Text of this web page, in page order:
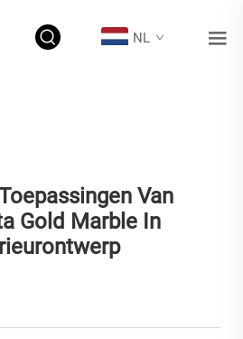
NL
Van
Gold Marble In